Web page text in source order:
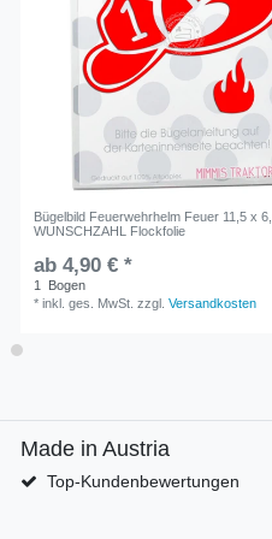
Bügelbild Feuerwehrhelm Feuer 11,5 x
WUNSCHZAHL Flockfolie
ab 4,90 € *
1
Bogen
*inkl. ges. MwSt. zzgl.Versandkosten
Made in Austria
Top-Kundenbewertungen